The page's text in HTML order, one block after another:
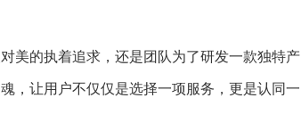
美的执着追求，还是团队为了研发一款独特产
，让用户不仅仅是选择一项服务，更是认同一